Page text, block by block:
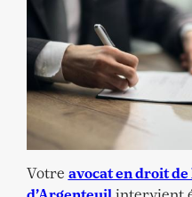
Votre avocat en droit